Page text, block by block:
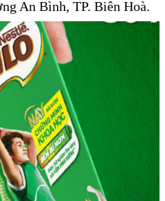
An Bình, TP. Biên Hoà.